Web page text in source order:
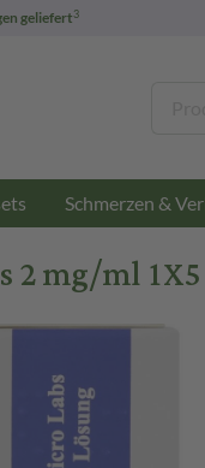
geliefert3
Schmerzen &
2 mg/ml